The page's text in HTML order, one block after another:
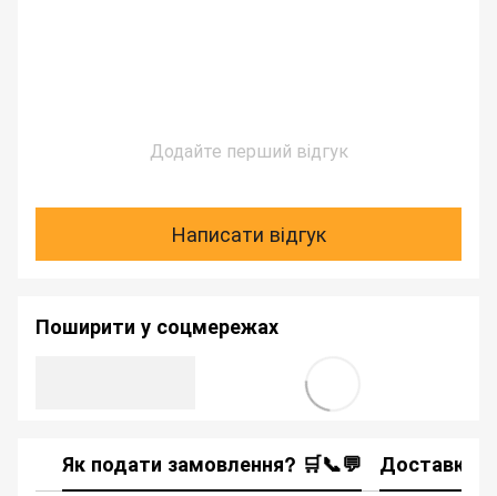
Додайте перший відгук
Написати відгук
Поширити у соцмережах
Як подати замовлення? 🛒📞💬 Доставка